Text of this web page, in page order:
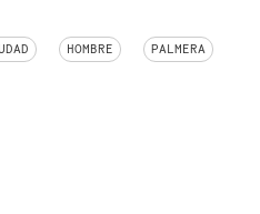
HOMBRE PALMERA